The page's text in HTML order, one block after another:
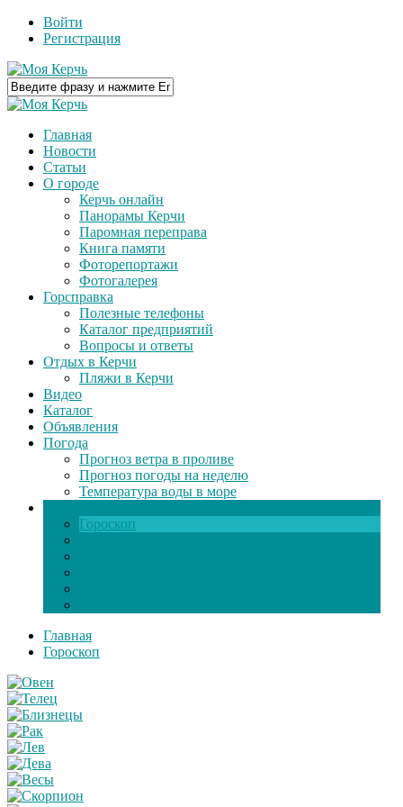
Войти
Регистрация
Главная
Новости
Статьи
О городе
Керчь онлайн
Панорамы Керчи
Паромная переправа
Книга памяти
Фоторепортажи
Фотогалерея
Горсправка
Полезные телефоны
Каталог предприятий
Вопросы и ответы
Отдых в Керчи
Пляжи в Керчи
Видео
Каталог
Объявления
Погода
Прогноз ветра в проливе
Прогноз погоды на неделю
Температура воды в море
Гороскоп
Главная
Гороскоп